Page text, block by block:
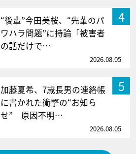
4
“後輩”今田美桜、“先輩のパ
ワハラ問題”に持論「被害者
の話だけで…
2026.08.05
5
加藤夏希、7歳長男の連絡帳
に書かれた衝撃の“お知ら
せ” 原因不明…
2026.08.05